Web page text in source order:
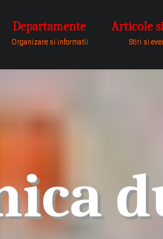
a fi
Departamente
Organizare si informatii
Articole
Stiri si